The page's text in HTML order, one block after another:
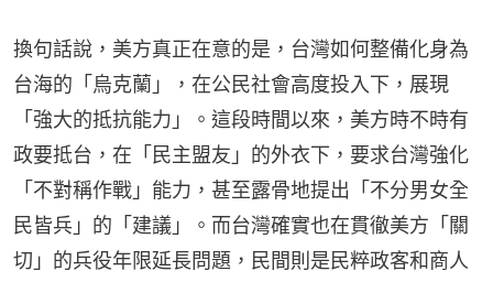
換句話說，美方真正在意的是，台灣如何整備化身為
台海的「烏克蘭」，在公民社會高度投入下，展現
「強大的抵抗能力」。這段時間以來，美方時不時有
政要抵台，在「民主盟友」的外衣下，要求台灣強化
「不對稱作戰」能力，甚至露骨地提出「不分男女全
民皆兵」的「建議」。而台灣確實也在貫徹美方「關
切」的兵役年限延長問題，民間則是民粹政客和商人